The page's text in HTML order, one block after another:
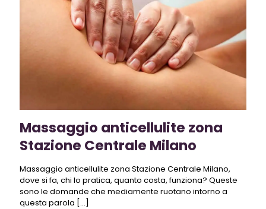
Massaggio anticellulite zona
Stazione Centrale Milano
Massaggio anticellulite zona Stazione Centrale Milano,
dove si fa, chi lo pratica, quanto costa, funziona? Queste
sono le domande che mediamente ruotano intorno a
questa parola […]